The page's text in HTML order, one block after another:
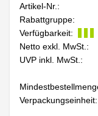
Artikel-Nr.:
Rabattgruppe:
Verfügbarkeit:
Netto exkl. MwSt.:
UVP inkl. MwSt.:
Verpackungseinheit: